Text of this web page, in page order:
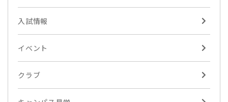
入試情報
イベント
クラブ